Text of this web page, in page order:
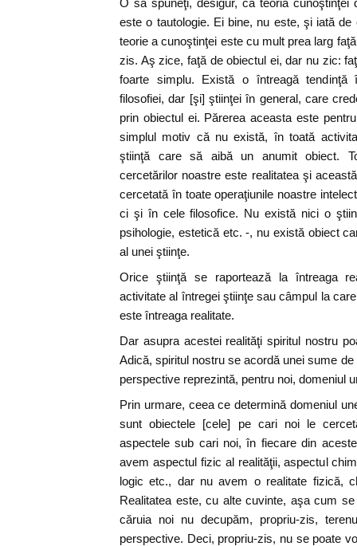
O să spuneţi, desigur, că teoria cunoştinţei
este o tautologie. Ei bine, nu este, şi iată
teorie a cunoştinţei este cu mult prea larg
zis. Aş zice, faţă de obiectul ei, dar nu zic:
foarte simplu. Există o întreagă tendinţă
filosofiei, dar [şi] ştiinţei în general, care
prin obiectul ei. Părerea aceasta este
simplul motiv că nu există, în toată
ştiinţă care să aibă un anumit obiect.
cercetărilor noastre este realitatea şi
cercetată în toate operaţiunile noastre
ci şi în cele filosofice. Nu există nici o
psihologie, estetică etc. -, nu există obiect
al unei ştiinţe.
Orice ştiinţă se raportează la întreaga
activitate al întregei ştiinţe sau câmpul la
este întreaga realitate.
Dar asupra acestei realităţi spiritul nostru
Adică, spiritul nostru se acordă unei sume
perspective reprezintă, pentru noi, domeniul
Prin urmare, ceea ce determină domeniul
sunt obiectele [cele] pe cari noi le
aspectele sub cari noi, în fiecare din
avem aspectul fizic al realităţii, aspectul
logic etc., dar nu avem o realitate fizică,
Realitatea este, cu alte cuvinte, aşa cum
căruia noi nu decupăm, propriu-zis,
perspective. Deci, propriu-zis, nu se poate